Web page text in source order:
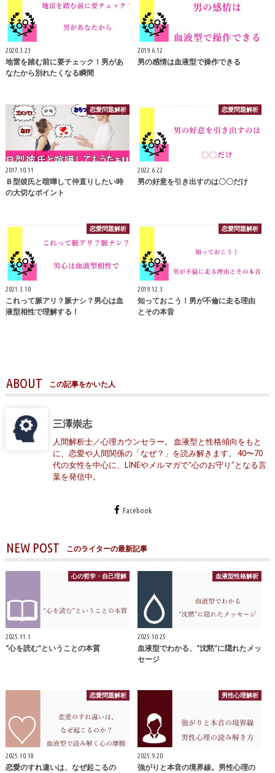
2020.3.23
地雷を踏む前に要チェック！男があ
なたから別れたくなる瞬間
2019.6.12
男の感情は血液型で操作できる
恋愛問題解析
2017.10.11
Ｂ型彼氏と喧嘩して仲直りしたい時
の大切なポイント
恋愛問題解析
2022.6.22
男の好意を引き出すのは〇〇だけ
恋愛問題解析
2021.3.10
これって脈アリ？脈ナシ？男心は血
液型相性で理解する！
恋愛問題解析
2019.12.3
知っておこう！男が不倫に走る理由
とその本音
ABOUT この記事をかいた人
三澤崇志
人間解析士／心理カウンセラー。 血液型と性格傾向をもと
に、恋愛や人間関係の「なぜ？」を読み解きます。 40〜70
代の女性を中心に、LINEやメルマガで“心のお守り”となる言
葉を発信中。
Facebook
NEW POST このライターの最新記事
心の哲学・自己理解
2025.11.1
“心を読む”ということの本質
血液型性格解析
2025.10.25
血液型でわかる、“沈黙”に隠れたメッ
セージ
恋愛問題解析
2025.10.18
恋愛のすれ違いは、なぜ起こるの
男性心理解析
2025.9.20
強がりと本音の境界線。男性心理の